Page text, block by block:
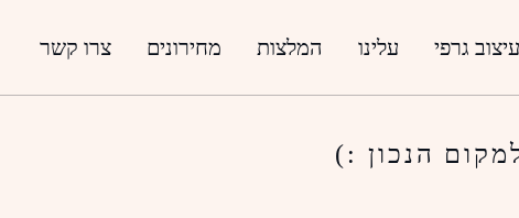
עיצוב גרפי עלינו המלצות מחירונים צרו קשר
הנכון :)